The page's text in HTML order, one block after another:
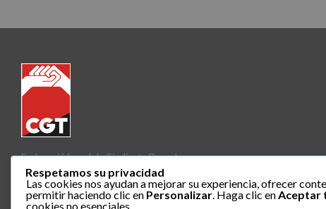
Federació Local de Sindicats Barcelona
Respetamos su privacidad
Las cookies nos ayudan a mejorar su experiencia, ofrecer
permitir haciendo clic en Personalizar. Haga clic enAceptar
cookies no esenciales.